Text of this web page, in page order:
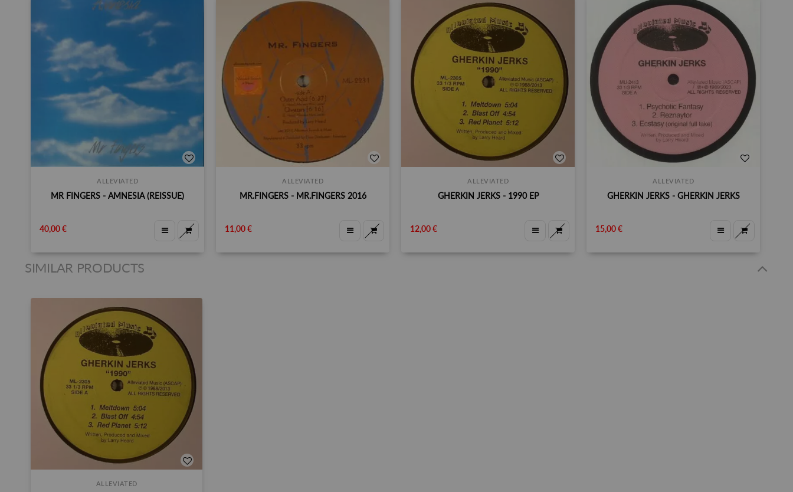
ALLEVIATED
MR FINGERS - AMNESIA (REISSUE)
40,00 €
ALLEVIATED
MR.FINGERS - MR.FINGERS 2016
11,00 €
ALLEVIATED
GHERKIN JERKS - 1990 EP
12,00 €
ALLEVIATED
GHERKIN JERKS - GHERKIN JERKS
15,00 €
SIMILAR PRODUCTS
ALLEVIATED